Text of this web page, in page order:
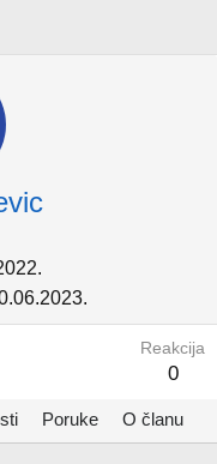
Reakcija
0
Poruke O članu